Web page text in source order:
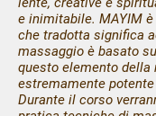
e inimitabile. MAYIM
che tradotta significa
massaggio è basato
questo elemento della
estremamente
Durante il corso